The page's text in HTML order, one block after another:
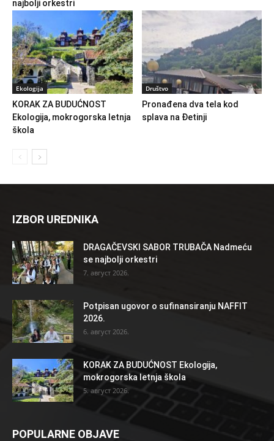
najbolji orkestri
Ekologija
KORAK ZA BUDUĆNOST
Ekologija, mokrogorska letnja
škola
Društvo
Pronađena dva tela kod
splava na Đetinji
IZBOR UREDNIKA
DRAGAČEVSKI SABOR TRUBAČA Nadmeću
se najbolji orkestri
7. август 2026.
Potpisan ugovor o sufinansiranju NAFFIT
2026.
6. август 2026.
KORAK ZA BUDUĆNOST Ekologija,
mokrogorska letnja škola
5. август 2026.
POPULARNE OBJAVE